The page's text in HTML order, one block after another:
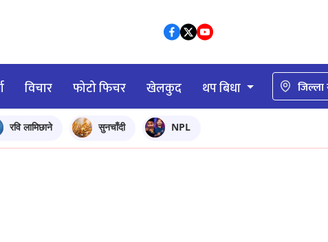
विचार फोटो फिचर खेलकुद थप बिधा जिल्ला
रवि लामिछाने सुनचाँदी NPL